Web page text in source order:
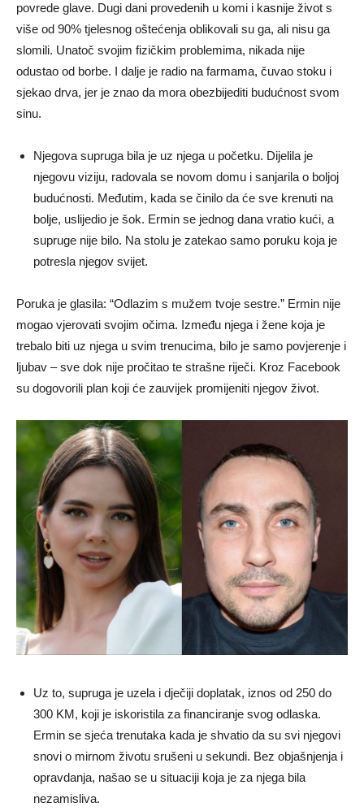
povrede glave. Dugi dani provedenih u komi i kasnije život s
više od 90% tjelesnog oštećenja oblikovali su ga, ali nisu ga
slomili. Unatoč svojim fizičkim problemima, nikada nije
odustao od borbe. I dalje je radio na farmama, čuvao stoku i
sjekao drva, jer je znao da mora obezbijediti budućnost svom
sinu.
Njegova supruga bila je uz njega u početku. Dijelila je
njegovu viziju, radovala se novom domu i sanjarila o boljoj
budućnosti. Međutim, kada se činilo da će sve krenuti na
bolje, uslijedio je šok. Ermin se jednog dana vratio kući, a
supruge nije bilo. Na stolu je zatekao samo poruku koja je
potresla njegov svijet.
Poruka je glasila: “Odlazim s mužem tvoje sestre.” Ermin nije
mogao vjerovati svojim očima. Između njega i žene koja je
trebalo biti uz njega u svim trenucima, bilo je samo povjerenje i
ljubav – sve dok nije pročitao te strašne riječi. Kroz Facebook
su dogovorili plan koji će zauvijek promijeniti njegov život.
Uz to, supruga je uzela i dječiji doplatak, iznos od 250 do
300 KM, koji je iskoristila za financiranje svog odlaska.
Ermin se sjeća trenutaka kada je shvatio da su svi njegovi
snovi o mirnom životu srušeni u sekundi. Bez objašnjenja i
opravdanja, našao se u situaciji koja je za njega bila
nezamisliva.